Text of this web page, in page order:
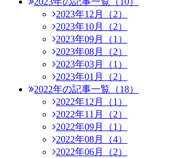
2023年12月（2）
2023年10月（2）
2023年09月（1）
2023年08月（2）
2023年03月（1）
2023年01月（2）
2022年の記事一覧（18）
2022年12月（1）
2022年11月（2）
2022年09月（1）
2022年08月（4）
2022年06月（2）